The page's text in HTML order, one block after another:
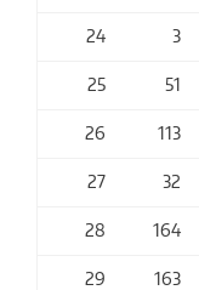
24 3
25 51
26 113
27 32
28 164
29 163